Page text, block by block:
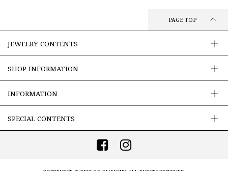
PAGE TOP
JEWELRY CONTENTS
SHOP INFORMATION
INFORMATION
SPECIAL CONTENTS